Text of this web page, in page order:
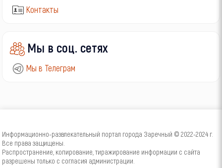
Контакты
Мы в соц. сетях
Мы в Телеграм
Информационно-развлекательный портал города Заречный © 2022-2024 г.
Все права защищены.
Распространение, копирование, тиражирование информации с сайта
разрешены только с согласия администрации.